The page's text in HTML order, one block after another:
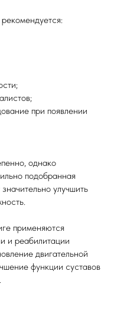
при появлении
однако
подобранная
улучшить
применяются
и реабилитации
двигательной
функции суставов